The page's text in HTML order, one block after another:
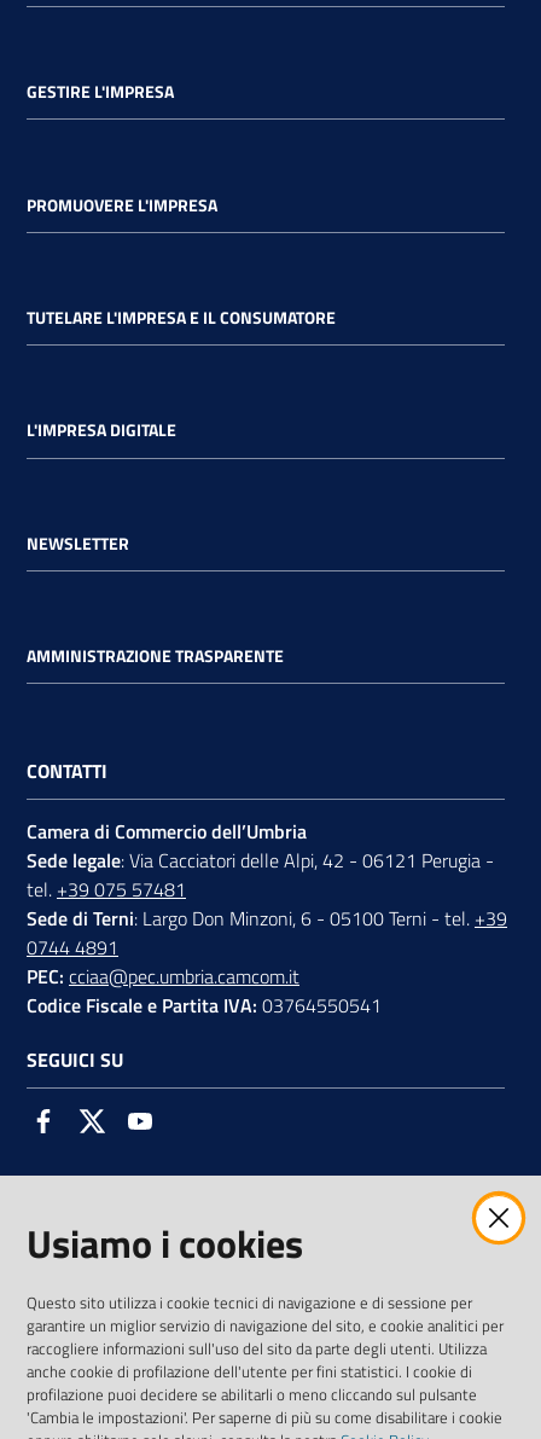
GESTIRE L'IMPRESA
PROMUOVERE L'IMPRESA
TUTELARE L'IMPRESA E IL CONSUMATORE
L'IMPRESA DIGITALE
NEWSLETTER
AMMINISTRAZIONE TRASPARENTE
CONTATTI
Camera di Commercio dell’Umbria
Sede legale: Via Cacciatori delle Alpi, 42 - 06121 Perugia -
tel. +39 075 57481
Sede di Terni: Largo Don Minzoni, 6 - 05100 Terni - tel. +39
0744 4891
PEC: cciaa@pec.umbria.camcom.it
Codice Fiscale e Partita IVA: 03764550541
SEGUICI SU
FacebookTwitter
AMMINISTRAZIONE TRASPARENTE INTERCAM S.C.A.R.L.
Vai alla pagina
Media Policy
Usiamo i cookies
Questo sito utilizza i cookie tecnici di navigazione e di sessione per
garantire un miglior servizio di navigazione del sito, e cookie analitici per
raccogliere informazioni sull'uso del sito da parte degli utenti. Utilizza
anche cookie di profilazione dell'utente per fini statistici. I cookie di
profilazione puoi decidere se abilitarli o meno cliccando sul pulsante
'Cambia le impostazioni'. Per saperne di più su come disabilitare i cookie